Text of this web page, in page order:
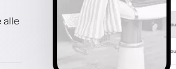
alle